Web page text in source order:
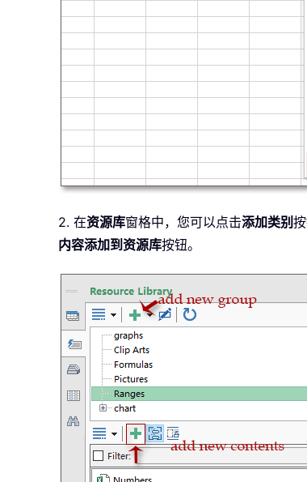
2. 在资源库窗格中，您可以点击添加类别
内容添加到资源库按钮。